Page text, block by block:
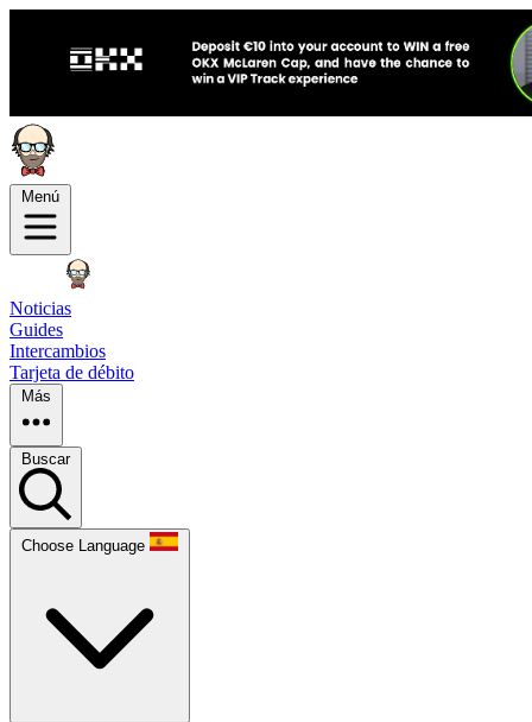
Menú
Noticias
Guides
Intercambios
Tarjeta de débito
Más
Buscar
Choose Language